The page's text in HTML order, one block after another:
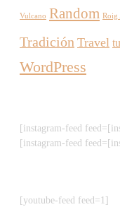
Vulcano Random Roig
Tradición Travel
WordPress
[instagram-feed
[instagram-feed
[youtube-feed feed=1]